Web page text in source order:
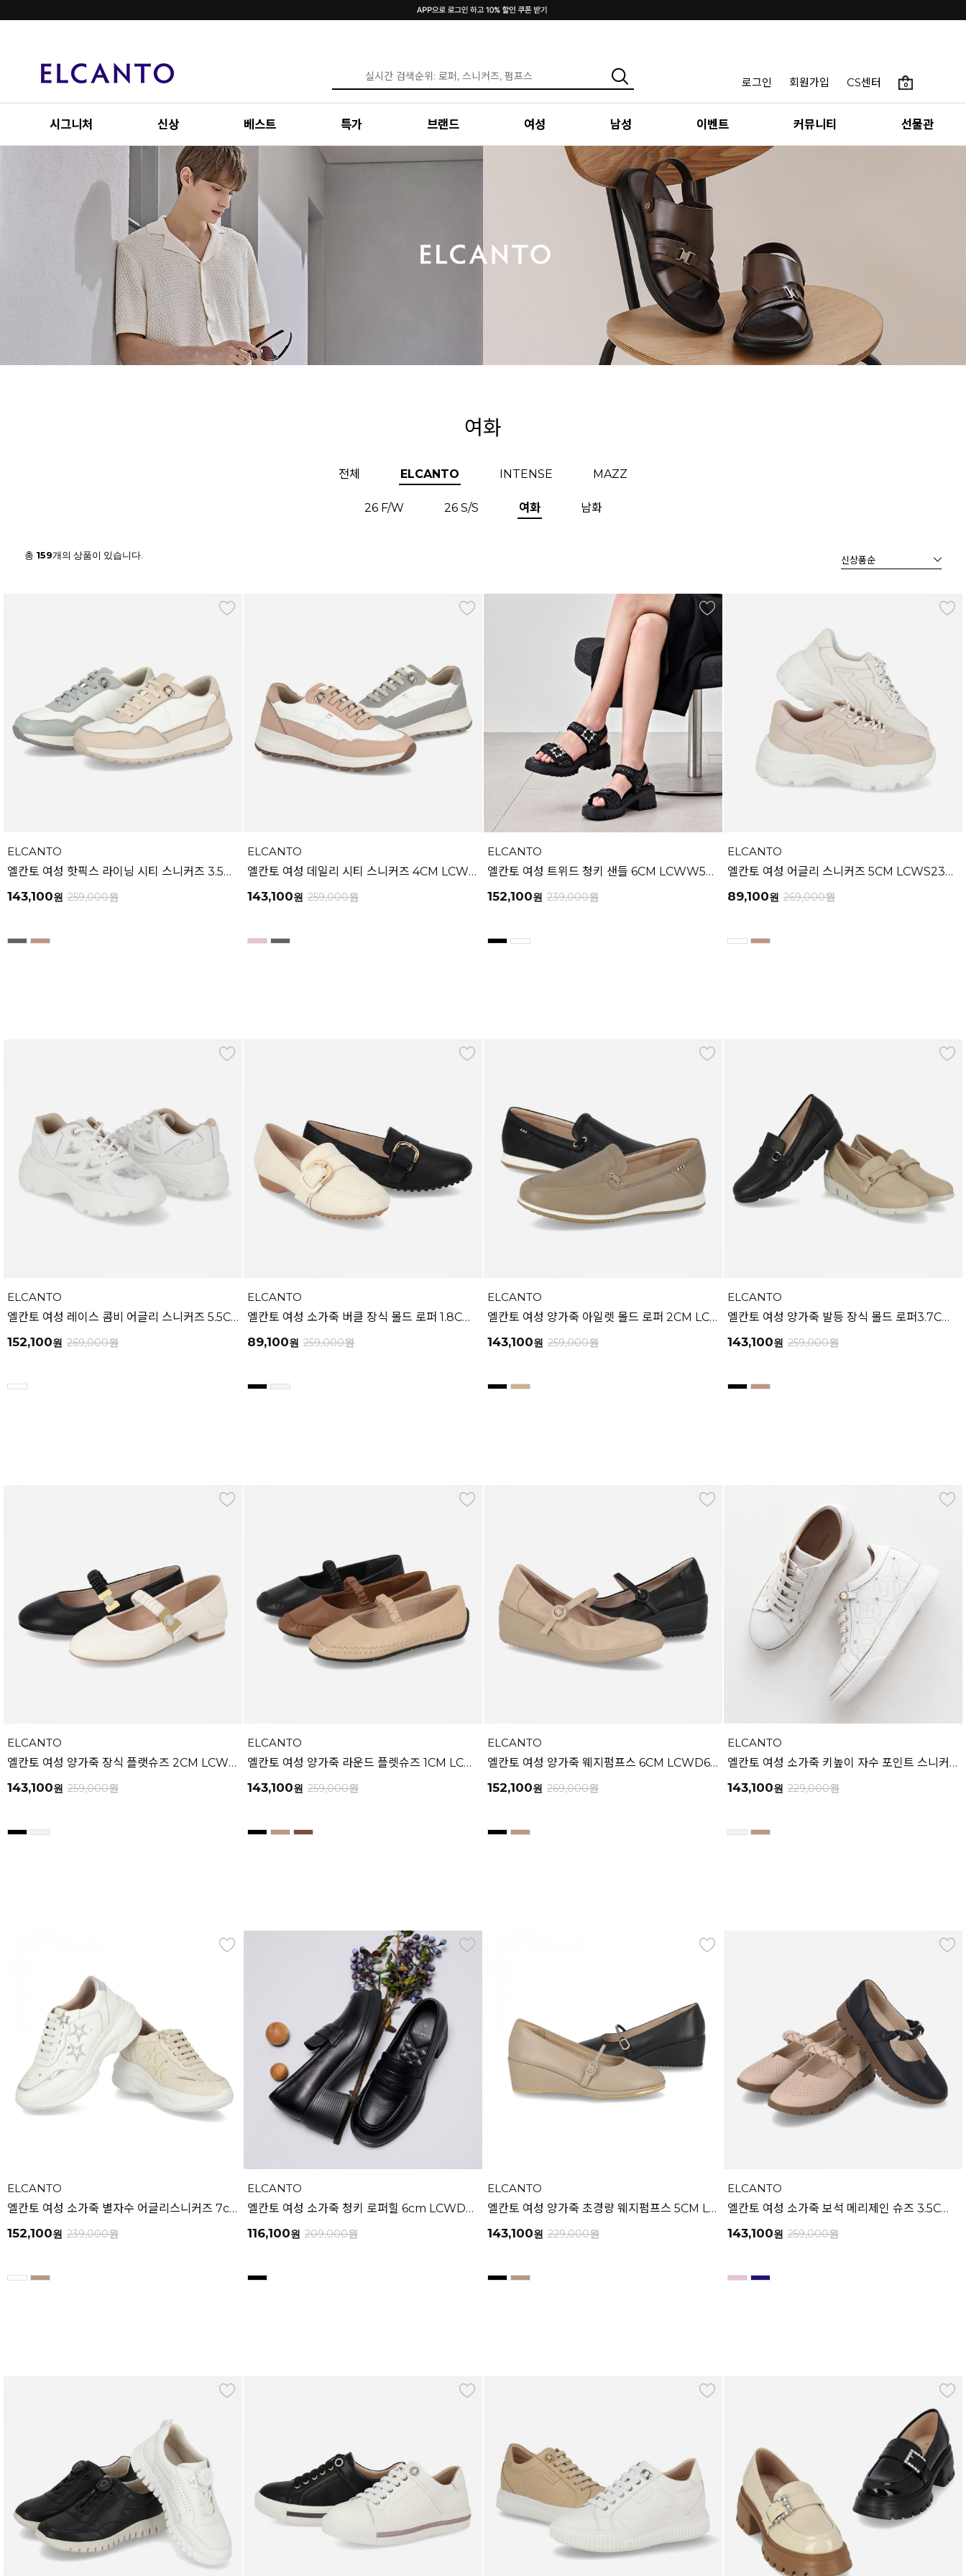
로그인 회원가입 CS센터 0
시그니처 신상 베스트 특가 브랜드 여성 남성 이벤트 커뮤니티 선물관
여화
전체 ELCANTO INTENSE MAZZ
26 F/W 26 S/S 여화 남화
총 159개의 상품이 있습니다.
ELCANTO
엘칸토 여성 핫픽스 라이닝 시티 스니커즈 3.5CM LCWS27U613
143,100원 259,000원
ELCANTO
엘칸토 여성 데일리 시티 스니커즈 4CM LCWS26U613
143,100원 259,000원
ELCANTO
엘칸토 여성 트위드 청키 샌들 6CM LCWW56U626
152,100원 239,000원
ELCANTO
엘칸토 여성 어글리 스니커즈 5CM LCWS23U613
89,100원 269,000원
ELCANTO
엘칸토 여성 레이스 콤비 어글리 스니커즈 5.5CM LCWS22U613
152,100원 269,000원
ELCANTO
엘칸토 여성 소가죽 버클 장식 몰드 로퍼 1.8CM LCWC43U613
89,100원 259,000원
ELCANTO
엘칸토 여성 양가죽 아일렛 몰드 로퍼 2CM LCWC42U613
143,100원 259,000원
ELCANTO
엘칸토 여성 양가죽 발등 장식 몰드 로퍼3.7CM LCWC41U613
143,100원 259,000원
ELCANTO
엘칸토 여성 양가죽 장식 플랫슈즈 2CM LCWD72U613
143,100원 259,000원
ELCANTO
엘칸토 여성 양가죽 라운드 플렛슈즈 1CM LCWD71U613
143,100원 259,000원
ELCANTO
엘칸토 여성 양가죽 웨지펌프스 6CM LCWD67U613
152,100원 269,000원
ELCANTO
엘칸토 여성 소가죽 키높이 자수 포인트 스니커즈 3.5cm LCWS79U613
143,100원 229,000원
ELCANTO
엘칸토 여성 소가죽 별자수 어글리스니커즈 7cm LCWS02U613
152,100원 239,000원
ELCANTO
엘칸토 여성 소가죽 청키 로퍼힐 6cm LCWD43U613
116,100원 209,000원
ELCANTO
엘칸토 여성 양가죽 초경량 웨지펌프스 5CM LCWD39U613
143,100원 229,000원
ELCANTO
엘칸토 여성 소가죽 보석 메리제인 슈즈 3.5CM LCWC40U613
143,100원 259,000원